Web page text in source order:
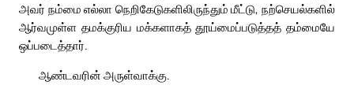
அவர் நம்மை எல்லா நெறிகேடுகளிலிருந்தும் மீட்டு, நற்செயல்களில்
ஆர்வமுள்ள தமக்குரிய மக்களாகத் தூய்மைப்படுத்தத் தம்மையே
ஒப்படைத்தார்.
ஆண்டவரின் அருள்வாக்கு.